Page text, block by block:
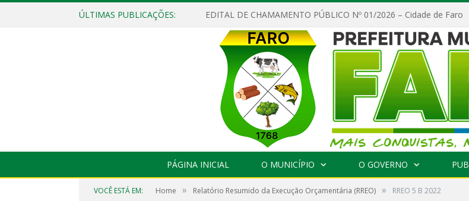
ÚLTIMAS PUBLICAÇÕES: EDITAL DE CHAMAMENTO PÚBLICO Nº 01/2026 – Cidade de Faro
PÁGINA INICIAL O MUNICÍPIO O GOVERNO
VOCÊ ESTÁ EM: Home » Relatório Resumido da Execução Orçamentária (RREO) » RREO 5 B 2022